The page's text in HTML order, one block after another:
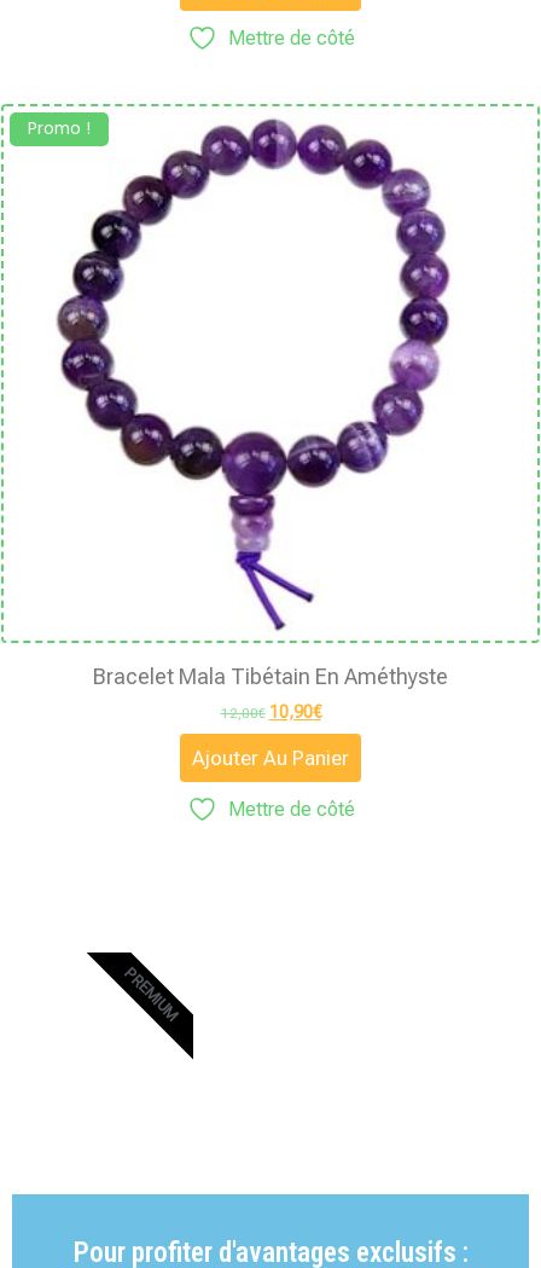
Mettre de côté
Promo !
Bracelet Mala Tibétain En Améthyste
12,00€ 10,90€
Ajouter Au Panier
Mettre de côté
Pour profiter d'avantages exclusifs :
PREMIUM